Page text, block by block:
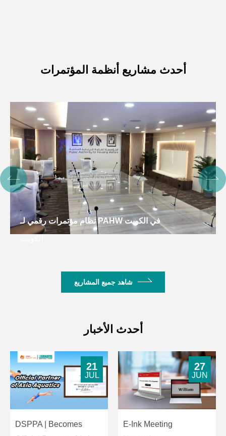
أحدث مشاريع أنظمة المؤتمرات
نظام مؤتمرات رقمي لـ PAHW في الكويت
شاهد جميع المشاريع
أحدث الأخبار
DSPPA | Becomes
21
JUL
E-Ink Meeting
27
JUN